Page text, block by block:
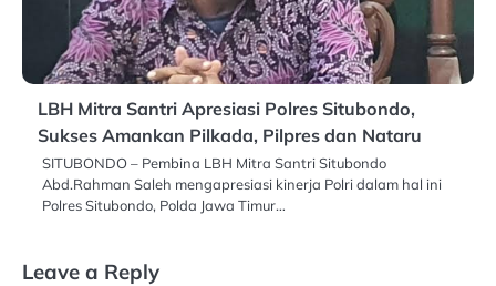
LBH Mitra Santri Apresiasi Polres Situbondo,
Sukses Amankan Pilkada, Pilpres dan Nataru
SITUBONDO – Pembina LBH Mitra Santri Situbondo
Abd.Rahman Saleh mengapresiasi kinerja Polri dalam hal ini
Polres Situbondo, Polda Jawa Timur…
Leave a Reply